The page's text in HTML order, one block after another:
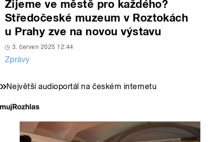
Žijeme ve městě pro každého?
Středočeské muzeum v Roztokách
u Prahy zve na novou výstavu
3. červen 2025 12:44
Zprávy
Největší audioportál na českém internetu